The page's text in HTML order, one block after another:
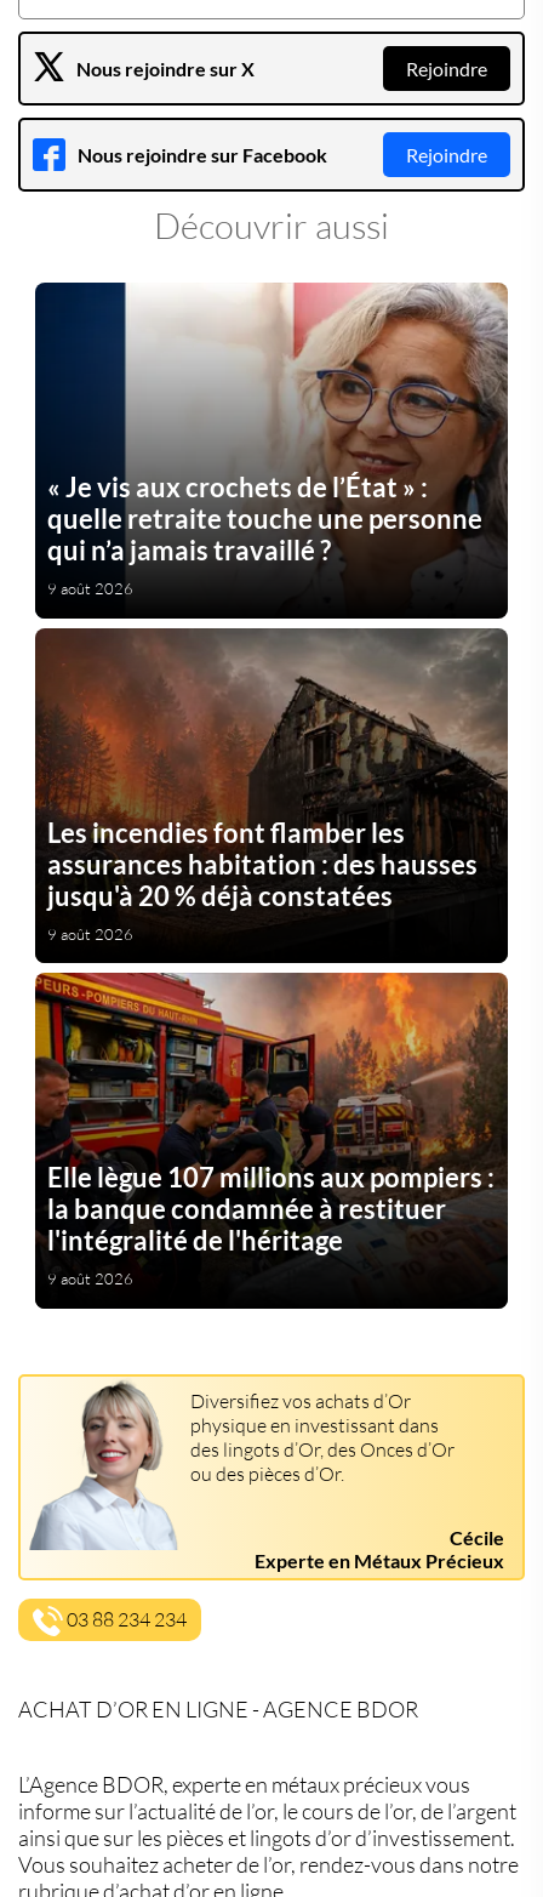
Nous rejoindre sur X Rejoindre
Nous rejoindre sur Facebook Rejoindre
Découvrir aussi
« Je vis aux crochets de l’État » :
quelle retraite touche une personne
qui n’a jamais travaillé ?
9 août 2026
Les incendies font flamber les
assurances habitation : des hausses
jusqu'à 20 % déjà constatées
9 août 2026
Elle lègue 107 millions aux pompiers :
la banque condamnée à restituer
l'intégralité de l'héritage
9 août 2026
Diversifiez vos achats d’Or
physique en investissant dans
des lingots d’Or, des Onces d’Or
ou des pièces d’Or.
Cécile
Experte en Métaux Précieux
03 88 234 234
ACHAT D’OR EN LIGNE - AGENCE BDOR
L’Agence BDOR, experte en métaux précieux vous
informe sur l’actualité de l’or, le cours de l’or, de l’argent
ainsi que sur les pièces et lingots d’or d’investissement.
Vous souhaitez acheter de l’or, rendez-vous dans notre
rubrique d’achat d’or en ligne.